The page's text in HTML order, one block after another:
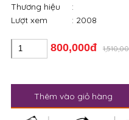
Thương hiệu
:
Lượt xem
: 2008
800,000đ
Thêm vào giỏ hàng